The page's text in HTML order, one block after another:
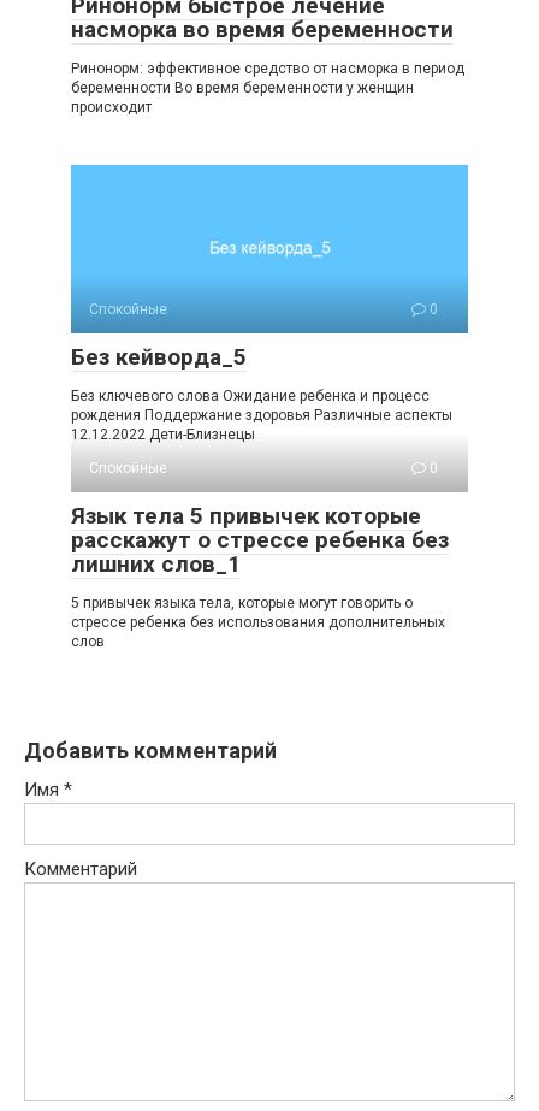
Ринонорм быстрое лечение
насморка во время беременности
Ринонорм: эффективное средство от насморка в период
беременности Во время беременности у женщин
происходит
Спокойные 0
Без кейворда_5
Без ключевого слова Ожидание ребенка и процесс
рождения Поддержание здоровья Различные аспекты
12.12.2022 Дети-Близнецы
Спокойные
0
Язык тела 5 привычек которые
расскажут о стрессе ребенка без
лишних слов_1
5 привычек языка тела, которые могут говорить о
стрессе ребенка без использования дополнительных
слов
Добавить комментарий
Имя *
Комментарий